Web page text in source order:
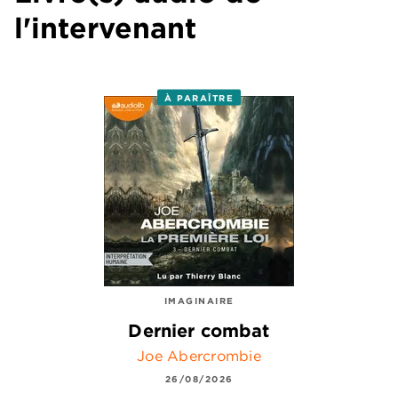
l'intervenant
À PARAÎTRE
IMAGINAIRE
Dernier combat
Joe Abercrombie
26/08/2026